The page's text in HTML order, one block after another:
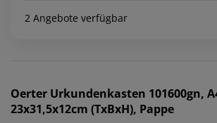
2 Angebote verfügbar
Oerter Urkundenkasten 101600gn,
23x31,5x12cm (TxBxH), Pappe